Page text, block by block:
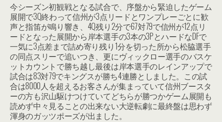
今シーズン初観戦となる試合で、序盤から緊迫したゲーム
展開で3Q終わって信州が3点リードとワンプレーごとに歓
声と指笛が鳴り響き、4Q残り2分で67対79で信州が12点リ
ードとなった展開から岸本選手の3本の3PとハードなDFで
一気に3点差まで詰め寄り残り1分を切った所から松脇選手
の同点スリーで追いつき、更にヴィックロー選手のバスケ
ットカウントで勝ち越し最後は岸本選手のレインアップで
試合は83対79でキングスが勝ち4連勝としました。この試
合は8000人を超えるお客さんが集まっていて信州ブースタ
ーの方も沢山駆けつけていてどちらが勝つかゲーム展開も
読めず中々見ることの出来ない大逆転劇に最終盤は思わず
渾身のガッツポーズが出ました。